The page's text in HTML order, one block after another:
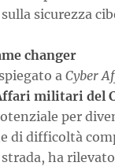
sicurezza
changer
a Cyber
militari del
per
di difficoltà
strada, ha